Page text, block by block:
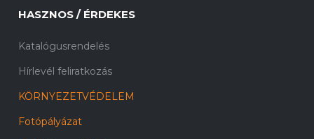
HASZNOS / ÉRDEKES
Katalógusrendelés
Hírlevél feliratkozás
KÖRNYEZETVÉDELEM
Fotópályázat